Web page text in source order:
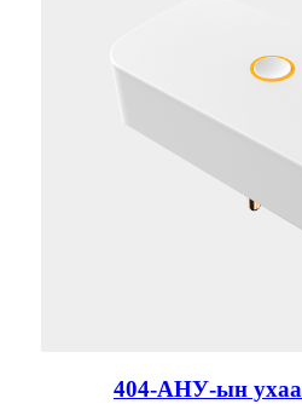
404-АНУ-ын